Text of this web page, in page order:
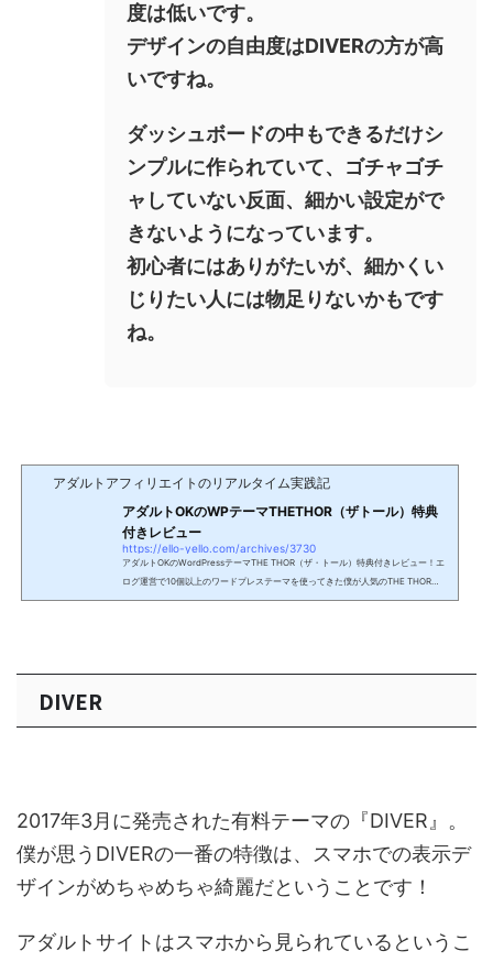
度は低いです。
デザインの自由度はDIVERの方が高
いですね。
ダッシュボードの中もできるだけシ
ンプルに作られていて、ゴチャゴチ
ャしていない反面、細かい設定がで
きないようになっています。
初心者にはありがたいが、細かくい
じりたい人には物足りないかもです
ね。
アダルトアフィリエイトのリアルタイム実践記
アダルトOKのWPテーマTHETHOR（ザトール）特典
付きレビュー
https://ello-yello.com/archives/3730
アダルトOKのWordPressテーマTHE THOR（ザ・トール）特典付きレビュー！エ
ログ運営で10個以上のワードプレステーマを使ってきた僕が人気のTHE THOR
（ザ・トール）を実際に使ってみて良かった点、悪かった点、を忖度なしで評価し
をやろう！と決意した・無料テーマから有料テーマに乗り換える・...
DIVER
2017年3月に発売された有料テーマの『DIVER』。
僕が思うDIVERの一番の特徴は、スマホでの表示デ
ザインがめちゃめちゃ綺麗だということです！
アダルトサイトはスマホから見られているというこ